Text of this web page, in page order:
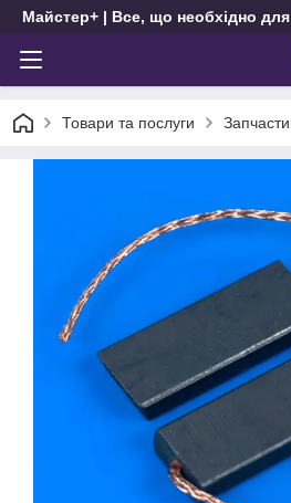
Майстер+ | Все, що необхідно для
Товари та послуги